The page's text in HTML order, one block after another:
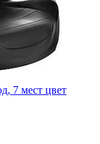
7 мест цвет